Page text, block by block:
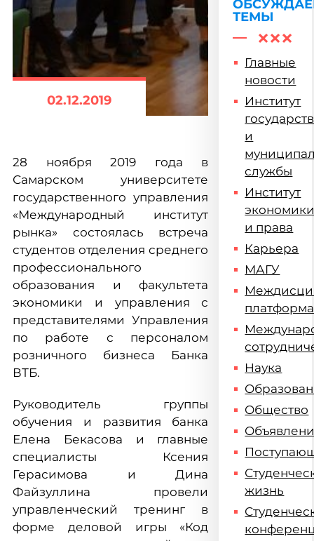
02.12.2019
28 ноября 2019 года в
Самарском университете
государственного управления
«Международный институт
рынка» состоялась встреча
студентов отделения среднего
профессионального
образования и факультета
экономики и управления с
представителями Управления
по работе с персоналом
розничного бизнеса Банка
ВТБ.
Руководитель группы
обучения и развития банка
Елена Бекасова и главные
специалисты Ксения
Герасимова и Дина
Файзуллина провели
управленческий тренинг в
форме деловой игры «Код
ТЕМЫ
Главные
новости
Институт
и
службы
Институт
и права
Карьера
МАГУ
платформа
Наука
Общество
жизнь